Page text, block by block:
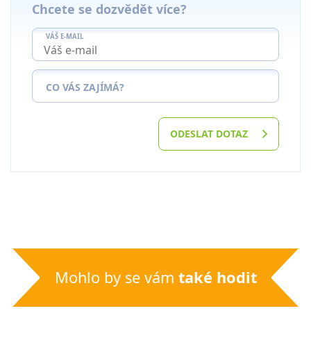
Chcete se dozvědět více?
VÁŠ E-MAIL
CO VÁS ZAJÍMÁ?
ODESLAT DOTAZ
Mohlo by se vám také hodit